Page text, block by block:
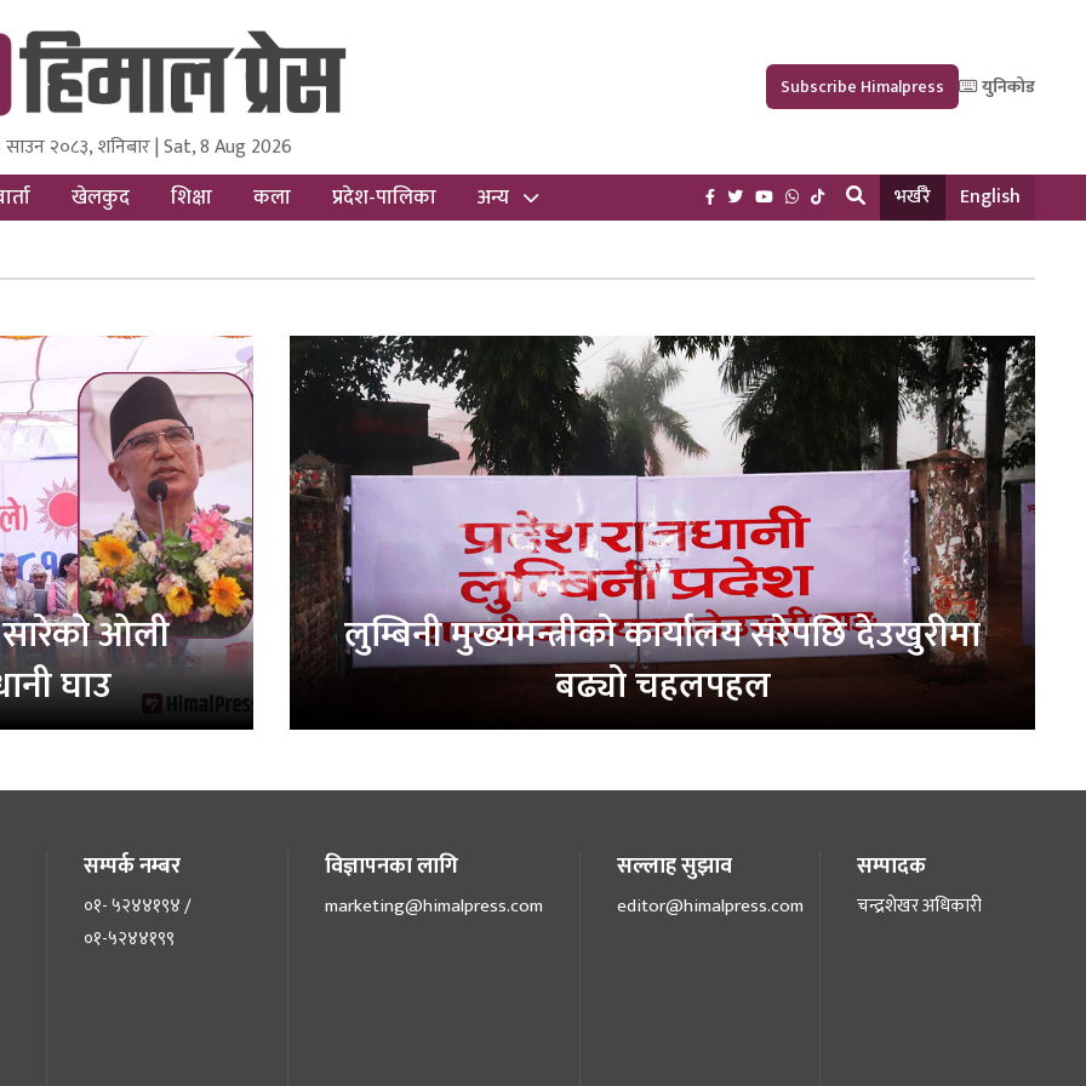
Media and Research Pvt Ltd.
साउन २०८३, शनिबार | Sat, 8 Aug 2026
Subscribe Himalpress युनिकोड
खेलकुद शिक्षा कला प्रदेश-पालिका अन्य भर्खरै English
ओली
घाउ
लुम्बिनी मुख्यमन्त्रीको कार्यालय सरेपछि देउखुरीमा
बढ्यो चहलपहल
सम्पर्क नम्बर
०१- ५२४४१९४ /
०१-५२४४१९९
विज्ञापनका लागि
marketing@himalpress.com
सल्लाह सुझाव
editor@himalpress.com
सम्पादक
चन्द्रशेखर अधिकारी